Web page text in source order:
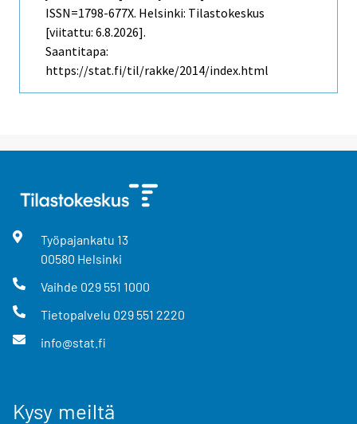
ISSN=1798-677X. Helsinki: Tilastokeskus
[viitattu: 6.8.2026].
Saantitapa:
https://stat.fi/til/rakke/2014/index.html
Työpajankatu 13
00580 Helsinki
Vaihde 029 551 1000
Tietopalvelu 029 551 2220
info@stat.fi
Kysy meiltä